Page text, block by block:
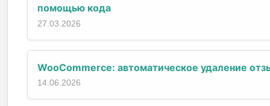
помощью кода
27.03.2026
WooCommerce: автоматическое удаление
14.06.2026